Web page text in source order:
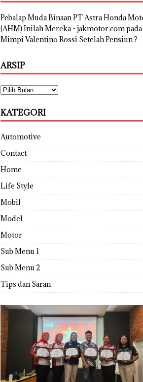
Pebalap Muda Binaan PT Astra Honda
(AHM) Inilah Mereka - jakmotor.compada
Mimpi Valentino Rossi Setelah Pensiun ?
ARSIP
KATEGORI
Automotive
Contact
Home
Life Style
Mobil
Model
Motor
Sub Menu 1
Sub Menu 2
Tips dan Saran